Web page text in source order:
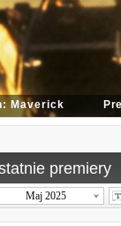
Maverick
premiery
Maj 2025